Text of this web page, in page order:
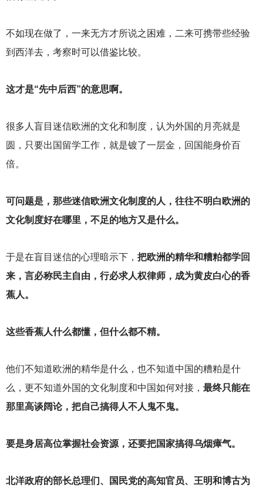
不如现在做了，一来无方才所说之困难，二来可携带些经验
到西洋去，考察时可以借鉴比较。
这才是“先中后西”的意思啊。
很多人盲目迷信欧洲的文化和制度，认为外国的月亮就是
圆，只要出国留学工作，就是镀了一层金，回国能身价百
倍。
可问题是，那些迷信欧洲文化制度的人，往往不明白欧洲的
文化制度好在哪里，不足的地方又是什么。
于是在盲目迷信的心理暗示下， 把欧洲的精华和糟粕都学回
来，言必称民主自由，行必求人权律师，成为黄皮白心的香
蕉人。
这些香蕉人什么都懂，但什么都不精。
他们不知道欧洲的精华是什么，也不知道中国的糟粕是什
么，更不知道外国的文化制度和中国如何对接， 最终只能在
那里高谈阔论，把自己搞得人不人鬼不鬼。
要是身居高位掌握社会资源，还要把国家搞得乌烟瘴气。
北洋政府的部长总理们、国民党的高知官员、王明和博古为